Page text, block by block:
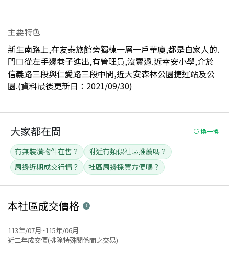
主要特色
新生南路上,在友泰旅館旁獨棟一層一戶華廈,都是自家人的.
門口從左手邊巷子進出,有管理員,沒賣過.近幸安小學,介於
信義路三段與仁愛路三段中間,近大安森林公園捷運站及公
園.(資料最後更新日：2021/09/30)
大家都在問 換一換
有無裝潢物件在售？
附近有類似社區推薦嗎？
周邊近期成交行情？
社區周邊採買方便嗎？
本社區成交價格
113年/07月~115年/06月
近二年成交價(排除特殊關係間之交易)